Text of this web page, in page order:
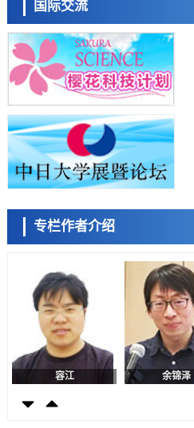
群马大学开发针对难治性癫痫的新型
子抑制发作
科学研究
九州大学揭示夜间眼压升高机制：两种
科学研究
东京都产技研采用新手法开发出可稳
证电容器可在汽车发动机等高温环境下
经济・社会
日本生成式AI使用者占比一年内翻倍
政策
日本修订首都直下型地震紧急对策：
科学研究
福井大学发现细胞记忆过往并抑制反
迥异之谜
神户大学确认口服癌症疫苗B440单药
癌患者中开展临床试验
政策
日本发布《令和8年版科学技术与创新
首年度政策方向
科学研究
东京大学发现可诱导细胞死亡的新型信
科学研究
东京都健康长寿医疗中心跨器官揭示
国际交流
专栏作者介绍
陈小牧
容江 余锦泽
日本科学未来馆 科学交